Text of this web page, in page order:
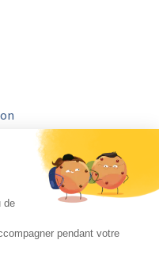
de
pendant votre